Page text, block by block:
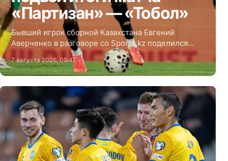
«Партизан» — «Тобол»
Бывший игрок сборной Казахстана Евгений
Аверченко в разговоре со Sports.kz поделился
мнением о первом матче третьего
квалификационного раунда Лиги Конференций
между сербским «Партизаном» и костанайским
«Тоболом» — 3:0.
7 августа 2026, 09:47